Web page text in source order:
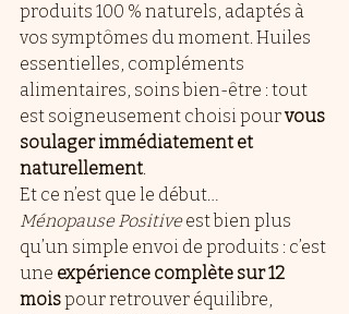
produits 100 % naturels, adaptés à
vos symptômes du moment. Huiles
essentielles, compléments
alimentaires, soins bien-être : tout
est soigneusement choisi pour vous
soulager immédiatement et
naturellement.
Et ce n’est que le début…
Ménopause Positive est bien plus
qu’un simple envoi de produits : c’est
une expérience complète sur 12
mois pour retrouver équilibre,